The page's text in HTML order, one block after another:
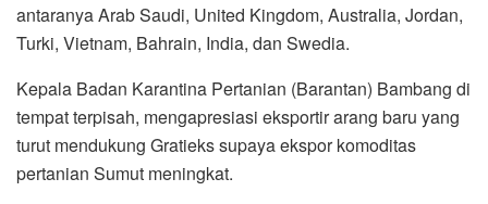
antaranya Arab Saudi, United Kingdom, Australia, Jordan,
Turki, Vietnam, Bahrain, India, dan Swedia.
Kepala Badan Karantina Pertanian (Barantan) Bambang di
tempat terpisah, mengapresiasi eksportir arang baru yang
turut mendukung Gratieks supaya ekspor komoditas
pertanian Sumut meningkat.